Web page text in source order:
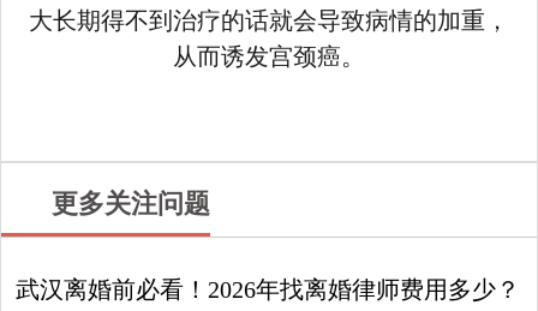
大长期得不到治疗的话就会导致病情的加重，
从而诱发宫颈癌。
更多关注问题
武汉离婚前必看！2026年找离婚律师费用多少？